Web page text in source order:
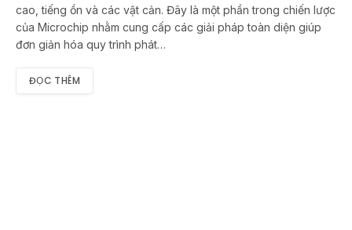
cao, tiếng ồn và các vật cản. Đây là một phần trong chiến lược
của Microchip nhằm cung cấp các giải pháp toàn diện giúp
đơn giản hóa quy trình phát…
ĐỌC THÊM